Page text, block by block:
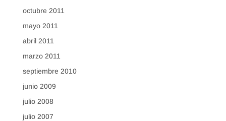
octubre 2011
mayo 2011
abril 2011
marzo 2011
septiembre 2010
junio 2009
julio 2008
julio 2007